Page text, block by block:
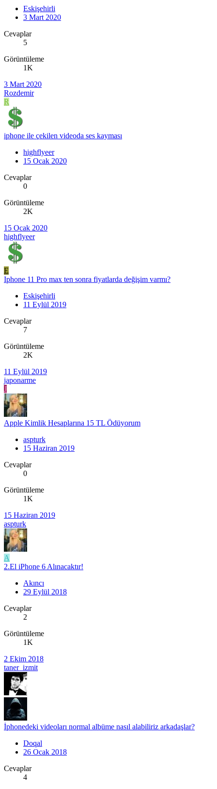
Eskişehirli
3 Mart 2020
Cevaplar
5
Görüntüleme
1K
3 Mart 2020
Rozdemir
R
iphone ile çekilen videoda ses kayması
highflyeer
15 Ocak 2020
Cevaplar
0
Görüntüleme
2K
15 Ocak 2020
highflyeer
E
Iphone 11 Pro max ten sonra fiyatlarda değişim varmı?
Eskişehirli
11 Eylül 2019
Cevaplar
7
Görüntüleme
2K
11 Eylül 2019
japonarme
J
Apple Kimlik Hesaplarına 15 TL Ödüyorum
aspturk
15 Haziran 2019
Cevaplar
0
Görüntüleme
1K
15 Haziran 2019
aspturk
A
2.El iPhone 6 Alınacaktır!
Akıncı
29 Eylül 2018
Cevaplar
2
Görüntüleme
1K
2 Ekim 2018
taner_izmit
İphonedeki videoları normal albüme nasıl alabiliriz arkadaşlar?
Doqal
26 Ocak 2018
Cevaplar
4